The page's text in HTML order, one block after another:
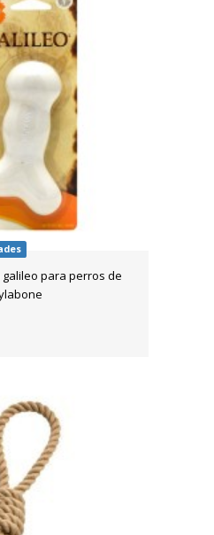
galileo para perros de